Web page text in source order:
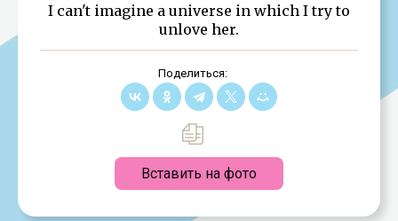
I can't imagine a universe in which I try to
unlove her.
Поделиться:
Вставить на фото